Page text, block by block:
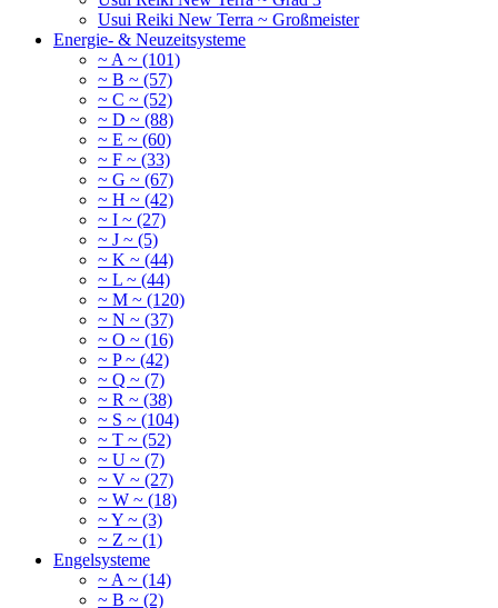
Usui Reiki New Terra ~ Großmeister
Energie- & Neuzeitsysteme
~ A ~ (101)
~ B ~ (57)
~ C ~ (52)
~ D ~ (88)
~ E ~ (60)
~ F ~ (33)
~ G ~ (67)
~ H ~ (42)
~ I ~ (27)
~ J ~ (5)
~ K ~ (44)
~ L ~ (44)
~ M ~ (120)
~ N ~ (37)
~ O ~ (16)
~ P ~ (42)
~ Q ~ (7)
~ R ~ (38)
~ S ~ (104)
~ T ~ (52)
~ U ~ (7)
~ V ~ (27)
~ W ~ (18)
~ Y ~ (3)
~ Z ~ (1)
Engelsysteme
~ A ~ (14)
~ B ~ (2)